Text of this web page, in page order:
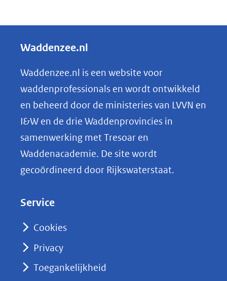
e
e
n
o
p
k
e
nieuw
Waddenzee.nl
Waddenzee.nl is een website voor
waddenprofessionals en wordt ontwikkeld
en beheerd door de ministeries van LVVN en
I&W en de drie Waddenprovincies in
samenwerking met Tresoar en
Waddenacademie. De site wordt
gecoördineerd door Rijkswaterstaat.
Service
Cookies
Privacy
Toegankelijkheid